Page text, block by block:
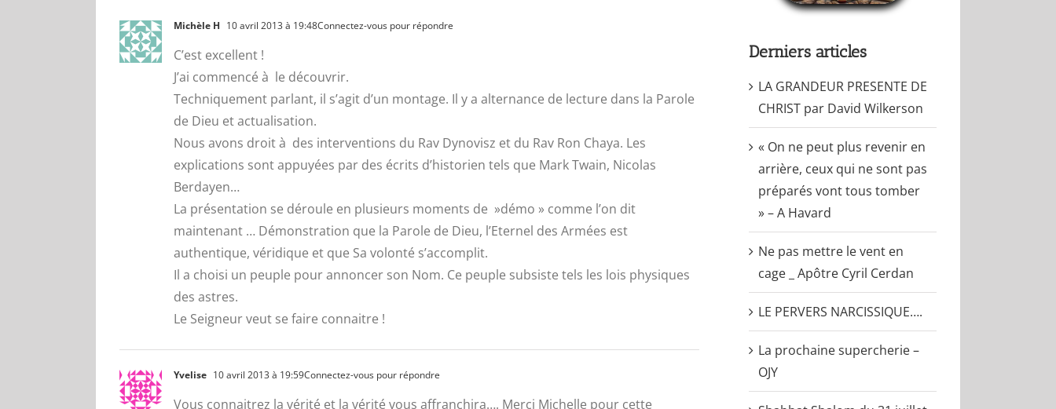
Michèle H 10 avril 2013 à 19:48Connectez-vous pour répondre
C’est excellent !
J’ai commencé à le découvrir.
Techniquement parlant, il s’agit d’un montage. Il y a alternance de lecture dans la Parole
de Dieu et actualisation.
Nous avons droit à des interventions du Rav Dynovisz et du Rav Ron Chaya. Les
explications sont appuyées par des écrits d’historien tels que Mark Twain, Nicolas
Berdayen…
La présentation se déroule en plusieurs moments de »démo » comme l’on dit
maintenant … Démonstration que la Parole de Dieu, l’Eternel des Armées est
authentique, véridique et que Sa volonté s’accomplit.
Il a choisi un peuple pour annoncer son Nom. Ce peuple subsiste tels les lois physiques
des astres.
Le Seigneur veut se faire connaitre !
Yvelise 10 avril 2013 à 19:59Connectez-vous pour répondre
Vous connaitrez la vérité et la vérité vous affranchira…. Merci Michelle pour cette
Derniers articles
LA GRANDEUR PRESENTE DE
CHRIST par David Wilkerson
« On ne peut plus revenir en
arrière, ceux qui ne sont pas
préparés vont tous tomber
» – A Havard
Ne pas mettre le vent en
cage _ Apôtre Cyril Cerdan
LE PERVERS NARCISSIQUE….
La prochaine supercherie –
OJY